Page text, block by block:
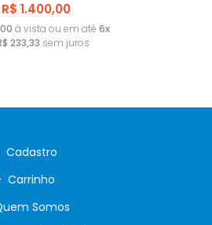
R$ 1.400,00
à vista ou em até 6x
233,33 sem juros
Cadastro
Carrinho
Somos